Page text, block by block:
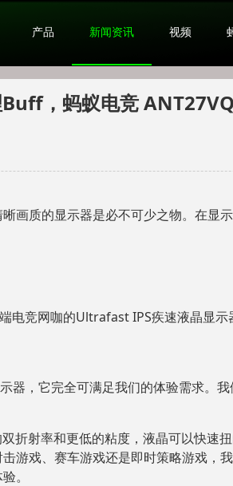
产品 新闻资讯 视频
，蚂蚁电竞
画质的显示器是必不可少之物。在
电竞网咖的Ultrafast IPS疾速液晶显
，它完全可满足我们的体验需求。
折射率和更低的粘度，液晶可以快速
游戏、赛车游戏还是即时策略游戏，
。